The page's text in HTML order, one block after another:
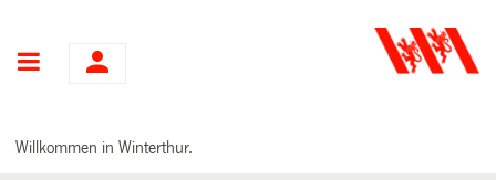
Hauptnavigation
Willkommen in Winterthur.